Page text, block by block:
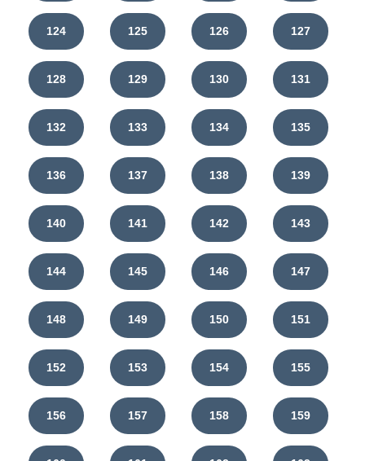
124 125 126 127
128 129 130 131
132 133 134 135
136 137 138 139
140 141 142 143
144 145 146 147
148 149 150 151
152 153 154 155
156 157 158 159